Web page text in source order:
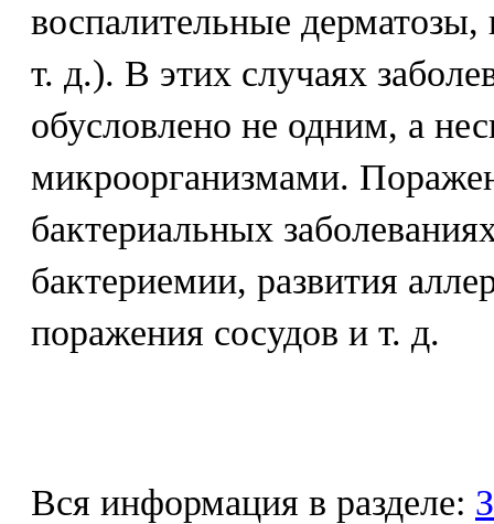
воспалительные дерматозы,
т. д.). В этих случаях
обусловлено не одним, а
микроорганизмами.
бактериальных
бактериемии, развития
поражения сосудов и т. д.
Вся информация в разделе: